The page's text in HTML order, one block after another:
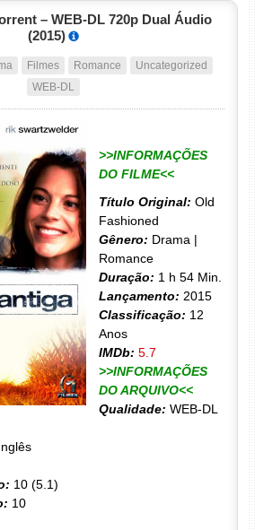
– WEB-DL 720p Dual Áudio
(2015)
Filmes Romance
Uncategorized
WEB-DL
>>INFORMAÇÕES
DO FILME<<
Título Original: Old
Fashioned
Gênero: Drama |
Romance
Duração: 1 h 54 Min.
Lançamento: 2015
Classificação: 12
Anos
IMDb: 5.7
>>INFORMAÇÕES
DO ARQUIVO<<
Qualidade: WEB-DL
10 (5.1)
10